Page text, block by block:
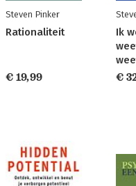
Steven Pinker
Rationaliteit
€ 19,99
Ik
€